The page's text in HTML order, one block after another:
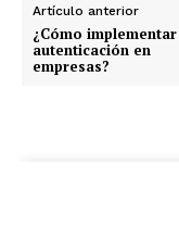
n
d
o
Artículo anterior
¿Cómo
autenticación en
empresas?